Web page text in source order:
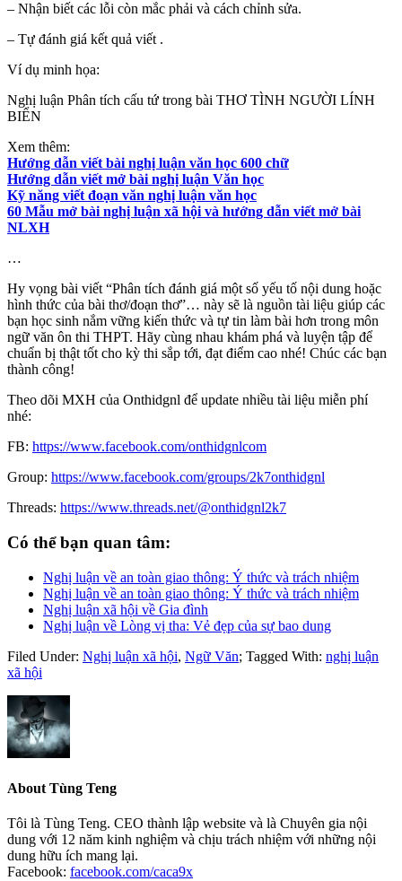
– Nhận biết các lỗi còn mắc phải và cách chỉnh sửa.
– Tự đánh giá kết quả viết .
Ví dụ minh họa:
Nghị luận Phân tích cấu tứ trong bài THƠ TÌNH NGƯỜI LÍNH
BIỂN
Xem thêm:
Hướng dẫn viết bài nghị luận văn học 600 chữ
Hướng dẫn viết mở bài nghị luận Văn học
Kỹ năng viết đoạn văn nghị luận văn học
60 Mẫu mở bài nghị luận xã hội và hướng dẫn viết mở bài
NLXH
…
Hy vọng bài viết “Phân tích đánh giá một số yếu tố nội dung hoặc
hình thức của bài thơ/đoạn thơ”… này sẽ là nguồn tài liệu giúp các
bạn học sinh nắm vững kiến thức và tự tin làm bài hơn trong môn
ngữ văn ôn thi THPT. Hãy cùng nhau khám phá và luyện tập để
chuẩn bị thật tốt cho kỳ thi sắp tới, đạt điểm cao nhé! Chúc các bạn
thành công!
Theo dõi MXH của Onthidgnl để update nhiều tài liệu miễn phí
nhé:
FB: https://www.facebook.com/onthidgnlcom
Group: https://www.facebook.com/groups/2k7onthidgnl
Threads: https://www.threads.net/@onthidgnl2k7
Có thể bạn quan tâm:
Nghị luận về an toàn giao thông: Ý thức và trách nhiệm
Nghị luận về an toàn giao thông: Ý thức và trách nhiệm
Nghị luận xã hội về Gia đình
Nghị luận về Lòng vị tha: Vẻ đẹp của sự bao dung
Filed Under: Nghị luận xã hội, Ngữ Văn; Tagged With: nghị luận
xã hội
About Tùng Teng
Tôi là Tùng Teng. CEO thành lập website và là Chuyên gia nội
dung với 12 năm kinh nghiệm và chịu trách nhiệm với những nội
dung hữu ích mang lại.
Facebook: facebook.com/caca9x